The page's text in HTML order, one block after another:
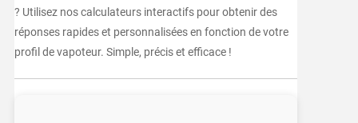
? Utilisez nos calculateurs interactifs pour obtenir des
réponses rapides et personnalisées en fonction de votre
profil de vapoteur. Simple, précis et efficace !